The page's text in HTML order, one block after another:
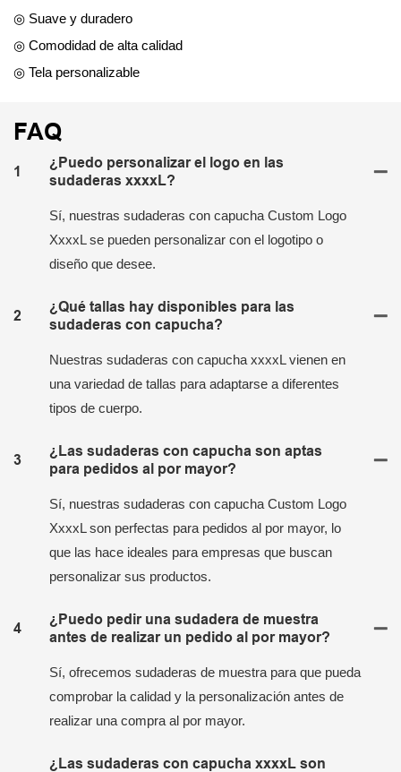
◎ Suave y duradero
◎ Comodidad de alta calidad
◎ Tela personalizable
FAQ
1
¿Puedo personalizar el logo en las
sudaderas xxxxL?
Sí, nuestras sudaderas con capucha Custom Logo
XxxxL se pueden personalizar con el logotipo o
diseño que desee.
2
¿Qué tallas hay disponibles para las
sudaderas con capucha?
Nuestras sudaderas con capucha xxxxL vienen en
una variedad de tallas para adaptarse a diferentes
tipos de cuerpo.
3
¿Las sudaderas con capucha son aptas
para pedidos al por mayor?
Sí, nuestras sudaderas con capucha Custom Logo
XxxxL son perfectas para pedidos al por mayor, lo
que las hace ideales para empresas que buscan
personalizar sus productos.
4
¿Puedo pedir una sudadera de muestra
antes de realizar un pedido al por mayor?
Sí, ofrecemos sudaderas de muestra para que pueda
comprobar la calidad y la personalización antes de
realizar una compra al por mayor.
¿Las sudaderas con capucha xxxxL son